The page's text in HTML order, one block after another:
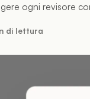
ogni revisore
di lettura